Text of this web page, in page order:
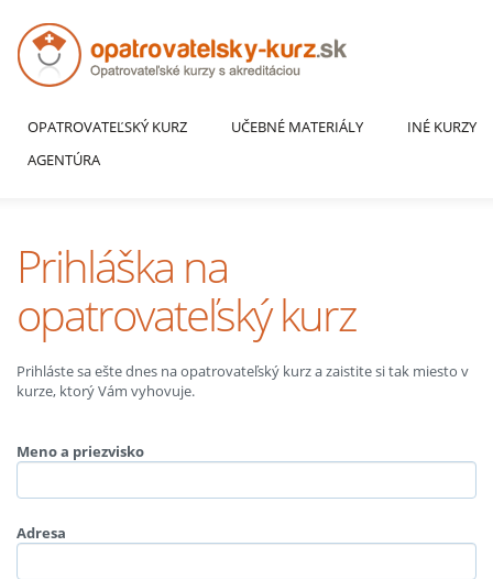
OPATROVATEĽSKÝ KURZ UČEBNÉ MATERIÁLY
INÉ KURZY
AGENTÚRA
Prihláška na
opatrovateľský kurz
Prihláste sa ešte dnes na opatrovateľský kurz a zaistite si tak miesto v
kurze, ktorý Vám vyhovuje.
Meno a priezvisko
Adresa